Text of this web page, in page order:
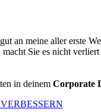
an meine aller erste
macht Sie es nicht
in deinem Corporate